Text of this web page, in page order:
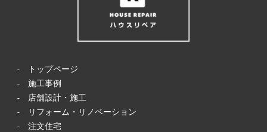
-
トップページ
-施工事例
- 店舗設計・施工
-
リフォーム・リノベーション
-注文住宅